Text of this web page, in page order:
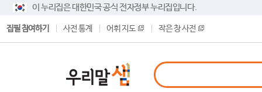
이 누리집은 대한민국 공식 전자정부 누리집입니다.
집필 참여하기 사전 통계 어휘 지도 작은 창 사전